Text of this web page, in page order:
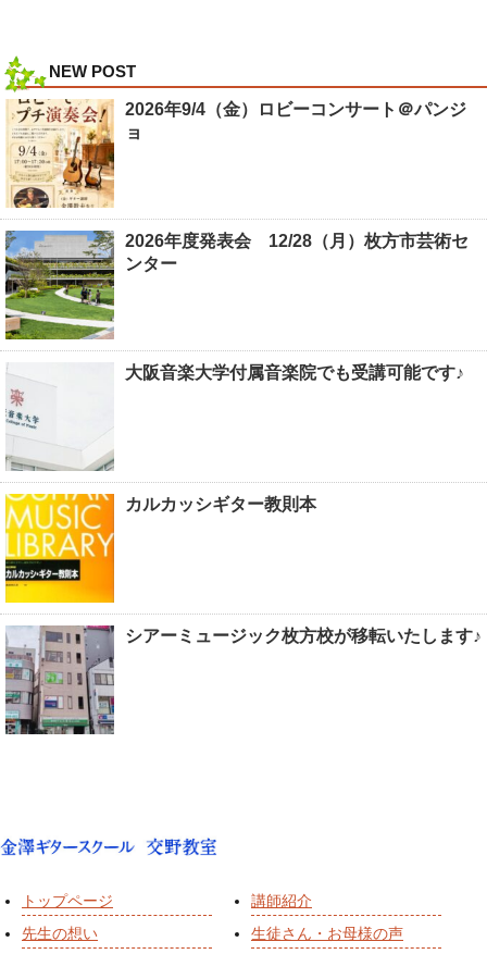
NEW POST
2026年9/4（金）ロビーコンサート＠パンジ
ョ
2026年度発表会 12/28（月）枚方市芸術セ
ンター
大阪音楽大学付属音楽院でも受講可能です♪
カルカッシギター教則本
シアーミュージック枚方校が移転いたします♪
トップページ
先生の想い
講師紹介
生徒さん・お母様の声